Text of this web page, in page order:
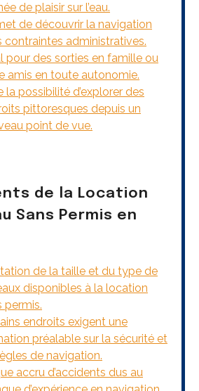
de plaisir sur l’eau.
de découvrir la navigation
contraintes administratives.
pour des sorties en famille ou
amis en toute autonomie.
la possibilité d’explorer des
pittoresques depuis un
point de vue.
de la Location
Sans Permis en
de la taille et du type de
disponibles à la location
permis.
endroits exigent une
préalable sur la sécurité et
de navigation.
accru d’accidents dus au